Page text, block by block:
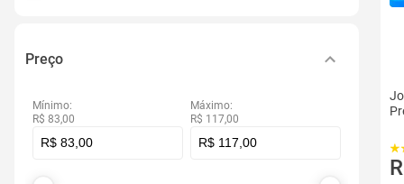
Preço
Mínimo:
R$ 83,00
Máximo:
R$ 117,00